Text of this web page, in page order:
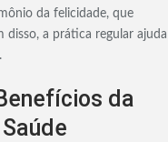
da felicidade, que
disso, a prática regular ajuda
da